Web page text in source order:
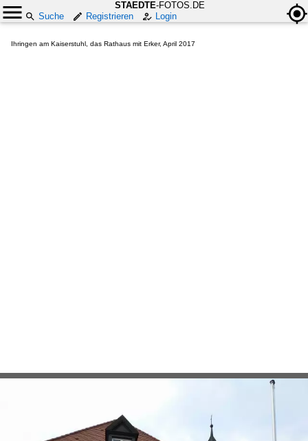
STAEDTE-FOTOS.DE
Suche
Registrieren Login
Ihringen am Kaiserstuhl, das Rathaus mit Erker, April 2017